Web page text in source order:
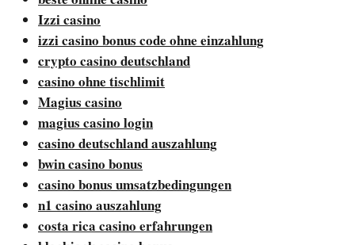
Izzi casino
izzi casino bonus code ohne einzahlung
crypto casino deutschland
casino ohne tischlimit
Magius casino
magius casino login
casino deutschland auszahlung
bwin casino bonus
casino bonus umsatzbedingungen
n1 casino auszahlung
costa rica casino erfahrungen